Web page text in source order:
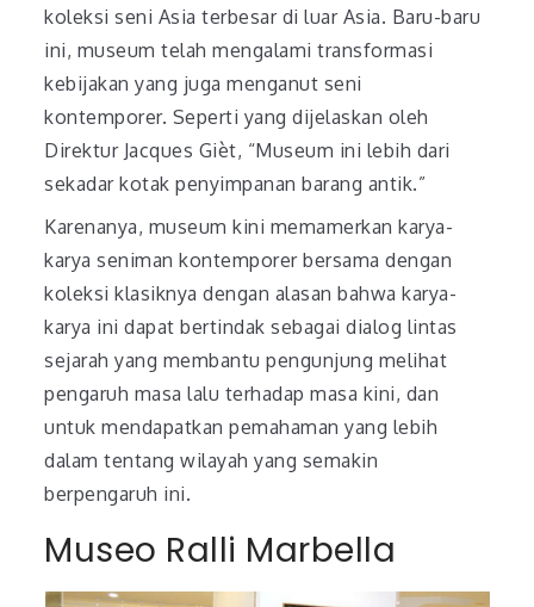
koleksi seni Asia terbesar di luar Asia. Baru-baru
ini, museum telah mengalami transformasi
kebijakan yang juga menganut seni
kontemporer. Seperti yang dijelaskan oleh
Direktur Jacques Gièt, “Museum ini lebih dari
sekadar kotak penyimpanan barang antik.”
Karenanya, museum kini memamerkan karya-
karya seniman kontemporer bersama dengan
koleksi klasiknya dengan alasan bahwa karya-
karya ini dapat bertindak sebagai dialog lintas
sejarah yang membantu pengunjung melihat
pengaruh masa lalu terhadap masa kini, dan
untuk mendapatkan pemahaman yang lebih
dalam tentang wilayah yang semakin
berpengaruh ini.
Museo Ralli Marbella